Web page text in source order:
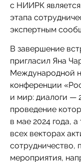
с НИИРК
этапа
экспертным
В завершение
пригласил Яна
Международной
конференции
и мир: диалоги —
проведение
в мае 2024 года,
всех векторах
сотрудничество,
мероприятия,